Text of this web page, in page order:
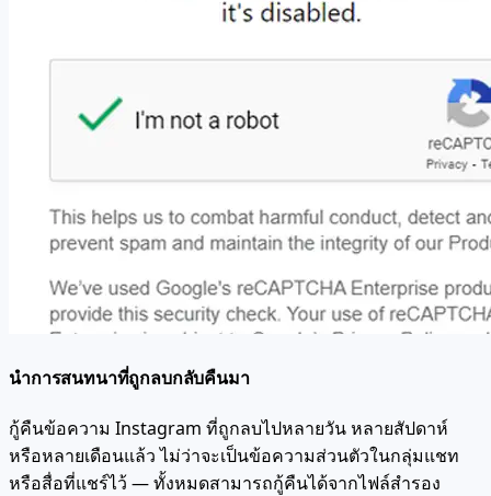
นำการสนทนาที่ถูกลบกลับคืนมา
กู้คืนข้อความ Instagram ที่ถูกลบไปหลายวัน หลายสัปดาห์
หรือหลายเดือนแล้ว ไม่ว่าจะเป็นข้อความส่วนตัวในกลุ่มแชท
หรือสื่อที่แชร์ไว้ — ทั้งหมดสามารถกู้คืนได้จากไฟล์สำรอง